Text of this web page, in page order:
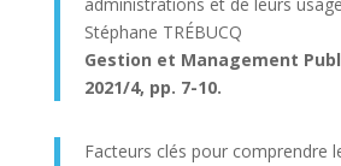
Stéphane TRÉBUCQ
Gestion et Management
2021/4, pp. 7-10.
Facteurs clés pour comprendre